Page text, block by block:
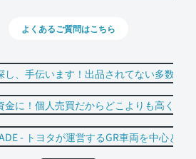
よくあるご質問はこちら